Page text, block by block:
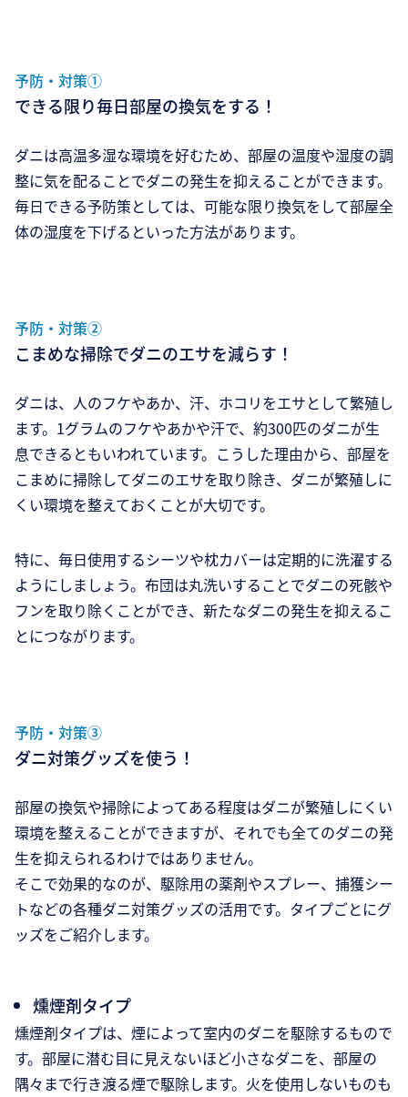
予防・対策①
できる限り毎日部屋の換気をする！
ダニは高温多湿な環境を好むため、部屋の温度や湿度の調
整に気を配ることでダニの発生を抑えることができます。
毎日できる予防策としては、可能な限り換気をして部屋全
体の湿度を下げるといった方法があります。
予防・対策②
こまめな掃除でダニのエサを減らす！
ダニは、人のフケやあか、汗、ホコリをエサとして繁殖し
ます。1グラムのフケやあかや汗で、約300匹のダニが生
息できるともいわれています。こうした理由から、部屋を
こまめに掃除してダニのエサを取り除き、ダニが繁殖しに
くい環境を整えておくことが大切です。
特に、毎日使用するシーツや枕カバーは定期的に洗濯する
ようにしましょう。布団は丸洗いすることでダニの死骸や
フンを取り除くことができ、新たなダニの発生を抑えるこ
とにつながります。
予防・対策③
ダニ対策グッズを使う！
部屋の換気や掃除によってある程度はダニが繁殖しにくい
環境を整えることができますが、それでも全てのダニの発
生を抑えられるわけではありません。
そこで効果的なのが、駆除用の薬剤やスプレー、捕獲シー
トなどの各種ダニ対策グッズの活用です。タイプごとにグ
ッズをご紹介します。
燻煙剤タイプ
燻煙剤タイプは、煙によって室内のダニを駆除するもので
す。部屋に潜む目に見えないほど小さなダニを、部屋の
隅々まで行き渡る煙で駆除します。火を使用しないものも